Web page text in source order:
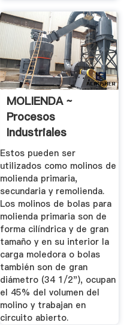
MOLIENDA ~
Procesos
Industriales
Estos pueden ser
utilizados como molinos de
molienda primaria,
secundaria y remolienda.
Los molinos de bolas para
molienda primaria son de
forma cilíndrica y de gran
tamaño y en su interior la
carga moledora o bolas
también son de gran
diámetro (34 1/2"), ocupan
el 45% del volumen del
molino y trabajan en
circuito abierto.